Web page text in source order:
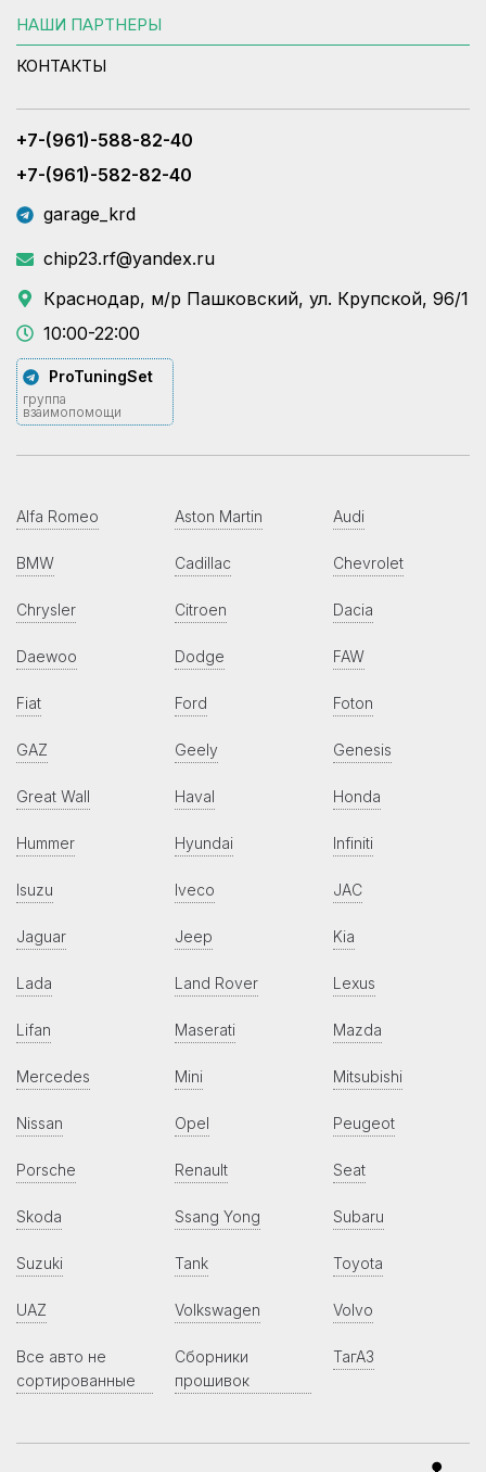
НАШИ ПАРТНЕРЫ
КОНТАКТЫ
+7-(961)-588-82-40
+7-(961)-582-82-40
garage_krd
chip23.rf@yandex.ru
Краснодар, м/р Пашковский, ул. Крупской, 96/1
10:00-22:00
ProTuningSet
группа
взаимопомощи
Alfa Romeo Aston Martin Audi
BMW Cadillac Chevrolet
Chrysler Citroen Dacia
Daewoo Dodge FAW
Fiat Ford Foton
GAZ Geely Genesis
Great Wall Haval Honda
Hummer Hyundai Infiniti
Isuzu Iveco JAC
Jaguar Jeep Kia
Lada Land Rover Lexus
Lifan Maserati Mazda
Mercedes Mini Mitsubishi
Nissan Opel Peugeot
Porsche Renault Seat
Skoda Ssang Yong Subaru
Suzuki Tank Toyota
UAZ Volkswagen Volvo
Все авто не
сортированные
Сборники
прошивок
ТагАЗ